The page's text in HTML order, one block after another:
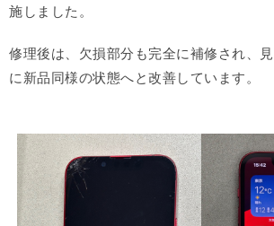
施しました。
修理後は、欠損部分も完全に補修され、
に新品同様の状態へと改善しています。